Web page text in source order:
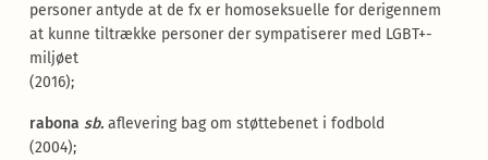
personer antyde at de fx er homoseksuelle for derigennem
at kunne tiltrække personer der sympatiserer med LGBT+-
miljøet
(2016);
rabona sb. aflevering bag om støttebenet i fodbold
(2004);